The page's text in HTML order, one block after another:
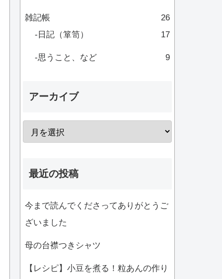
雑記帳
26
日記（箪笥）
17
思うこと、など 9
アーカイブ
最近の投稿
今まで読んでくださってありがとうご
ざいました
母の台襟つきシャツ
【レシピ】小豆を煮る！粒あんの作り